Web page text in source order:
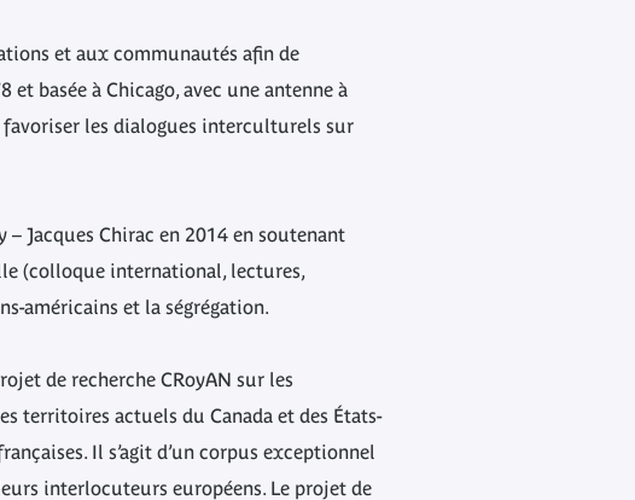
et aux communautés afin de
basée à Chicago, avec une antenne à
les dialogues interculturels sur
Jacques Chirac en 2014 en soutenant
(colloque international, lectures,
américains et la ségrégation.
de recherche CRoyAN sur les
territoires actuels du Canada et des États-
Il s’agit d’un corpus exceptionnel
interlocuteurs européens. Le projet de